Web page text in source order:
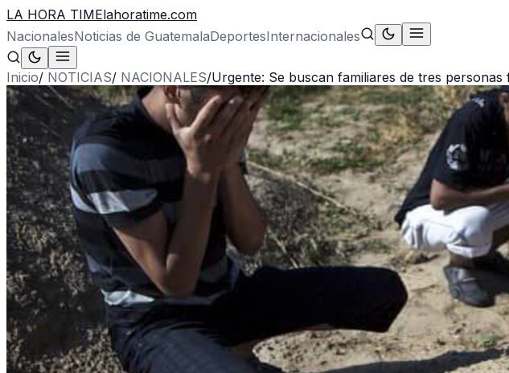
LA HORA TIMElahoratime.com
NacionalesNoticias de GuatemalaDeportesInternacionales
Inicio/ NOTICIAS/ NACIONALES/Urgente: Se buscan familiares de tres